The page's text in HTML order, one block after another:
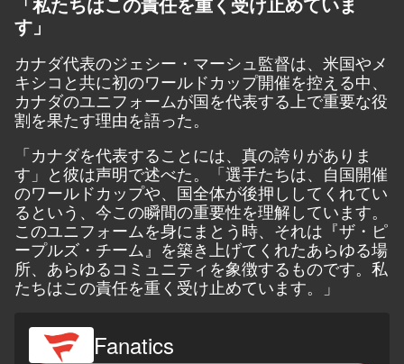
す」
カナダ代表のジェシー・マーシュ監督は、米国やメ
キシコと共に初のワールドカップ開催を控える中、
カナダのユニフォームが国を代表する上で重要な役
割を果たす理由を語った。
「カナダを代表することには、真の誇りがありま
す」 と彼は声明で述べた。
「選手たちは、自国開催
のワールドカップや、国全体が後押ししてくれてい
るという、今この瞬間の重要性を理解しています。
このユニフォームを身にまとう時、それは『ザ・ピ
ープルズ・チーム』を築き上げてくれたあらゆる場
所、あらゆるコミュニティを象徴するものです。私
たちはこの責任を重く受け止めています。」
Fanatics